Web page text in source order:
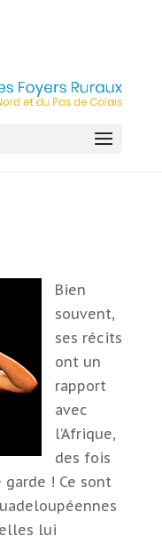
Bien
souvent,
ses récits
ont un
rapport
avec
l’Afrique,
des fois
garde ! Ce sont
lui